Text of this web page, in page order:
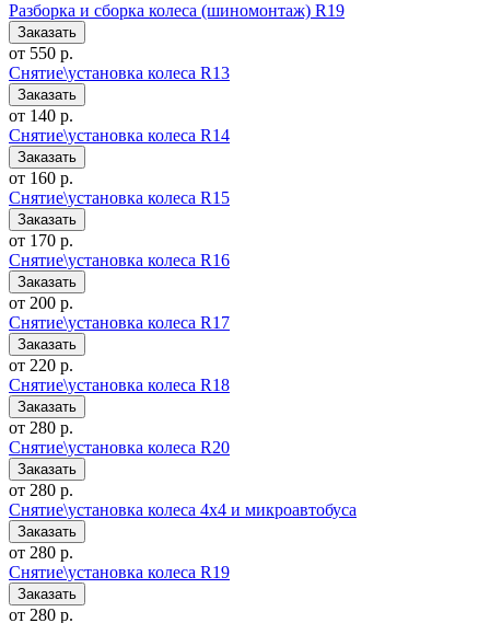
Разборка и сборка колеса (шиномонтаж) R19
от 550 р.
Снятие\установка колеса R13
от 140 р.
Снятие\установка колеса R14
от 160 р.
Снятие\установка колеса R15
от 170 р.
Снятие\установка колеса R16
от 200 р.
Снятие\установка колеса R17
от 220 р.
Снятие\установка колеса R18
от 280 р.
Снятие\установка колеса R20
от 280 р.
Снятие\установка колеса 4x4 и микроавтобуса
от 280 р.
Снятие\установка колеса R19
от 280 р.